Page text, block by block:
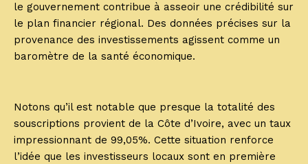
le gouvernement contribue à asseoir une crédibilité sur
le plan financier régional. Des données précises sur la
provenance des investissements agissent comme un
baromètre de la santé économique.
Notons qu’il est notable que presque la totalité des
souscriptions provient de la Côte d’Ivoire, avec un taux
impressionnant de 99,05%. Cette situation renforce
l’idée que les investisseurs locaux sont en première